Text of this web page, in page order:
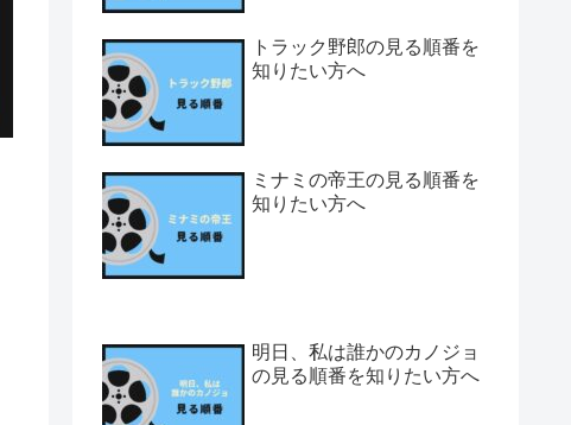
トラック野郎の見る順番を
知りたい方へ
ミナミの帝王の見る順番を
知りたい方へ
明日、私は誰かのカノジョ
の見る順番を知りたい方へ